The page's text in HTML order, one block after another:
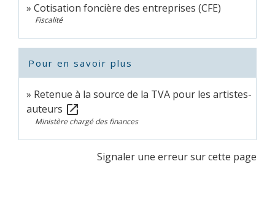
Cotisation foncière des entreprises (CFE)
Fiscalité
Pour en savoir plus
Retenue à la source de la TVA pour les artistes-
auteurs open_in_new
Ministère chargé des finances
Signaler une erreur sur cette page